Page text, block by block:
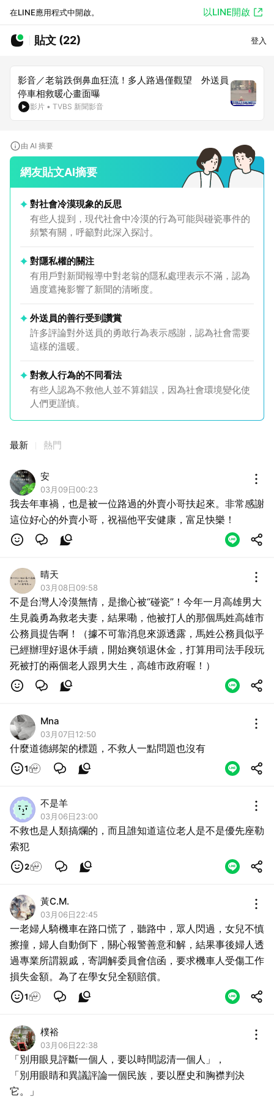
在LINE應用程式中開啟。 以LINE開啟
貼文 (22) 登入
影音／老翁跌倒鼻血狂流！多人路過僅觀望 外送員
停車相救暖心畫面曝
影片 • TVBS 新聞影音
由 AI 摘要
網友貼文AI摘要
對社會冷漠現象的反思
有些人提到，現代社會中冷漠的行為可能與碰瓷事件的
頻繁有關，呼籲對此深入探討。
對隱私權的關注
有用戶對新聞報導中對老翁的隱私處理表示不滿，認為
過度遮掩影響了新聞的清晰度。
外送員的善行受到讚賞
許多評論對外送員的勇敢行為表示感謝，認為社會需要
這樣的溫暖。
對救人行為的不同看法
有些人認為不救他人並不算錯誤，因為社會環境變化使
人們更謹慎。
最新 熱門
安
03月09日00:23
我去年車禍，也是被一位路過的外賣小哥扶起來。非常感謝
這位好心的外賣小哥，祝福他平安健康，富足快樂！
晴天
03月08日09:58
不是台灣人冷漠無情，是擔心被“碰瓷”！今年一月高雄男大
生見義勇為救老夫妻，結果嘞，他被打人的那個馬姓高雄市
公務員提告啊！（據不可靠消息來源透露，馬姓公務員似乎
已經辦理好退休手續，開始爽領退休金，打算用司法手段玩
死被打的兩個老人跟男大生，高雄市政府喔！）
Mna
03月07日12:50
什麼道德綁架的標題，不救人一點問題也沒有
1
不是羊
03月06日23:00
不救也是人類搞爛的，而且誰知道這位老人是不是優先座勒
索犯
2
黃C.M.
03月06日22:45
一老婦人騎機車在路口慌了，聽路中，眾人閃過，女兒不慎
擦撞，婦人自動倒下，關心報警善意和解，結果事後婦人透
過專業所謂親戚，寄調解委員會信函，要求機車人受傷工作
損失金額。為了在學女兒全額賠償。
1
樸裕
03月06日22:38
「別用眼見評斷一個人，要以時間認清一個人」，
「別用眼睛和異議評論一個民族，要以歷史和胸襟判決
它。」
取消